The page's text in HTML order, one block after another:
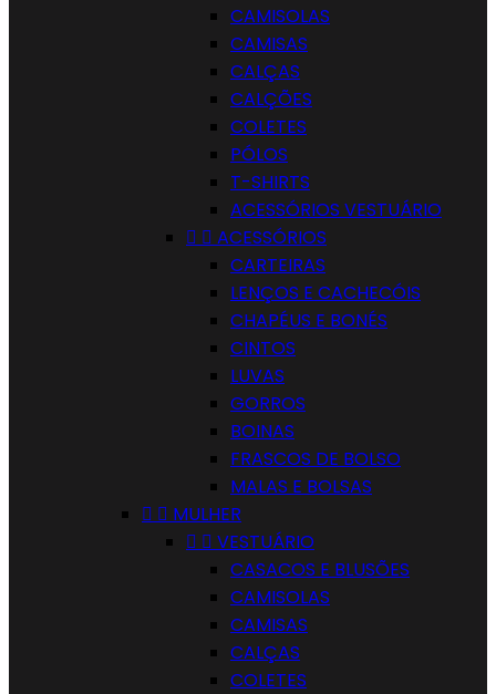
CAMISOLAS
CAMISAS
CALÇAS
CALÇÕES
COLETES
PÓLOS
T-SHIRTS
ACESSÓRIOS VESTUÁRIO
  ACESSÓRIOS
CARTEIRAS
LENÇOS E CACHECÓIS
CHAPÉUS E BONÉS
CINTOS
LUVAS
GORROS
BOINAS
FRASCOS DE BOLSO
MALAS E BOLSAS
  MULHER
  VESTUÁRIO
CASACOS E BLUSÕES
CAMISOLAS
CAMISAS
CALÇAS
COLETES